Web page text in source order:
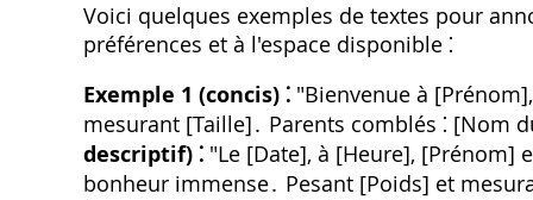
Voici quelques exemples de textes pour
préférences et à l'espace disponible ⁚
Exemple 1 (concis) ⁚ "Bienvenue à
mesurant [Taille]․ Parents comblés ⁚ [Nom
descriptif) ⁚ "Le [Date], à [Heure], [Prénom]
bonheur immense․ Pesant [Poids] et